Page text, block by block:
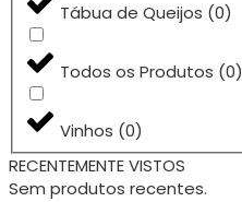
Tábua de Queijos (0)
Todos os Produtos (0)
Vinhos (0)
RECENTEMENTE VISTOS
Sem produtos recentes.